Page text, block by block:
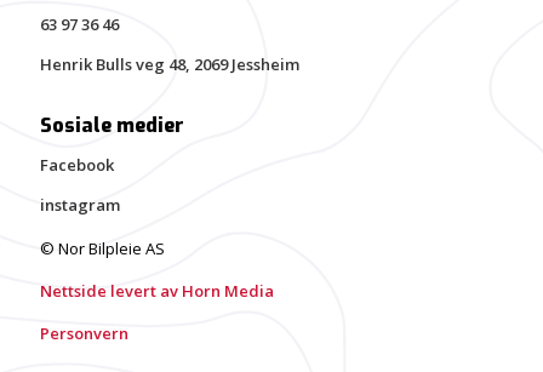
63 97 36 46
Henrik Bulls veg 48, 2069 Jessheim
Sosiale medier
Facebook
instagram
© Nor Bilpleie AS
Nettside levert av Horn Media
Personvern